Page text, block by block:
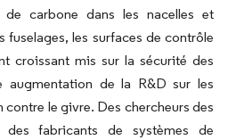
carbone dans les nacelles et
fuselages, les surfaces de contrôle
croissant mis sur la sécurité des
augmentation de la R&D sur les
le givre. Des chercheurs des
des fabricants de systèmes de